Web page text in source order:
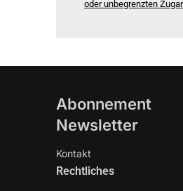
oder unbegrenzten
Abonnement
Newsletter
Kontakt
Rechtliches